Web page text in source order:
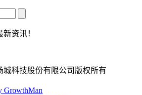
资讯！
城科技股份有限公司版权所有
GrowthMan